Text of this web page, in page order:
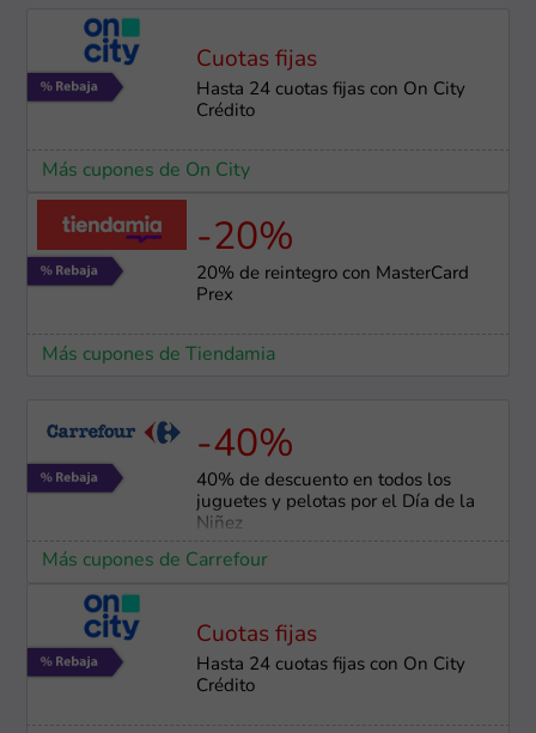
Cuotas fijas
Hasta 24 cuotas fijas con On City
Crédito
Más cupones de On City
-20%
20% de reintegro con MasterCard
Prex
Más cupones de Tiendamia
-40%
40% de descuento en todos los
juguetes y pelotas por el Día de la
Niñez
Más cupones de Carrefour
Cuotas fijas
Hasta 24 cuotas fijas con On City
Crédito